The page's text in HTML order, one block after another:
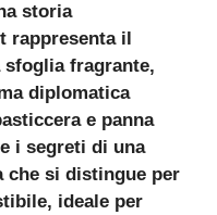
storia
rappresenta il
fragrante,
diplomatica
e panna
i segreti di una
che si distingue per
ideale per